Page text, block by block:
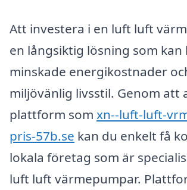
Att investera i en luft luft
en långsiktig lösning som kan
minskade energikostnader
miljövänlig livsstil. Genom att
plattform som xn--luft-luft-
pris-57b.se kan du enkelt få
lokala företag som är
luft luft värmepumpar.